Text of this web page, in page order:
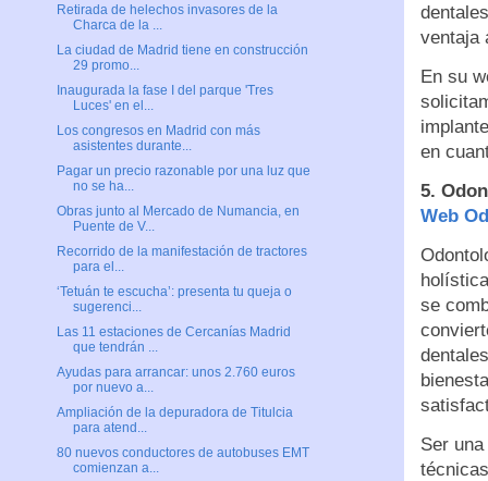
ventaja
En su
en
5.
Web
se
Ser
Retirada de helechos invasores de la
Charca de la ...
La ciudad de Madrid tiene en construcción
29 promo...
Inaugurada la fase I del parque 'Tres
Luces' en el...
Los congresos en Madrid con más
asistentes durante...
Pagar un precio razonable por una luz que
no se ha...
Obras junto al Mercado de Numancia, en
Puente de V...
Recorrido de la manifestación de tractores
para el...
‘Tetuán te escucha’: presenta tu queja o
sugerenci...
Las 11 estaciones de Cercanías Madrid
que tendrán ...
Ayudas para arrancar: unos 2.760 euros
por nuevo a...
Ampliación de la depuradora de Titulcia
para atend...
80 nuevos conductores de autobuses EMT
comienzan a...